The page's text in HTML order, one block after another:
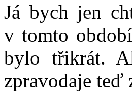
Já bych jen
v tomto
bylo třikrát.
zpravodaje teď